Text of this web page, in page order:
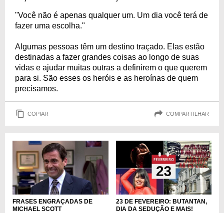
"Você não é apenas qualquer um. Um dia você terá de
fazer uma escolha."
Algumas pessoas têm um destino traçado. Elas estão
destinadas a fazer grandes coisas ao longo de suas
vidas e ajudar muitas outras a definirem o que querem
para si. São esses os heróis e as heroínas de quem
precisamos.
COPIAR COMPARTILHAR
FRASES ENGRAÇADAS DE
MICHAEL SCOTT
23 DE FEVEREIRO: BUTANTAN,
DIA DA SEDUÇÃO E MAIS!